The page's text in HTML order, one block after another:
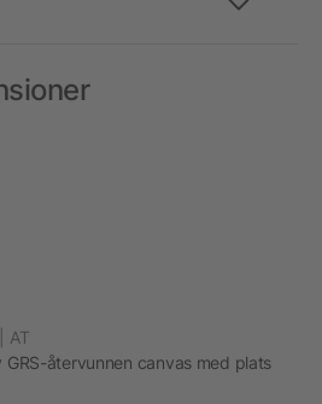
AT
återvunnen canvas med plats